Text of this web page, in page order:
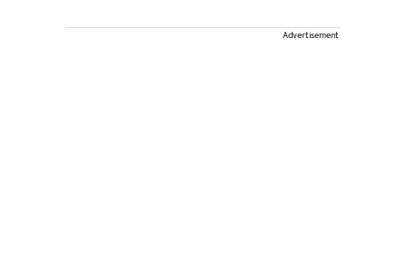
Advertisement